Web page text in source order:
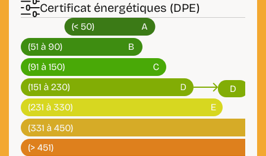
Certificat énergétiques (DPE)
D